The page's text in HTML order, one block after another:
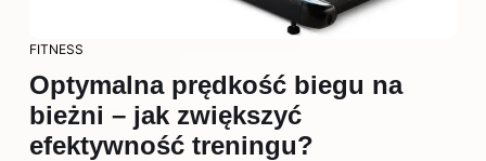
FITNESS
Optymalna prędkość biegu na
bieżni – jak zwiększyć
efektywność treningu?